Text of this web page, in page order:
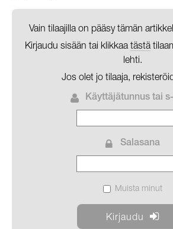
Vain tilaajilla on pääsy tämän
Kirjaudu sisään tai klikkaa tästä
lehti.
Jos olet jo tilaaja,
Käyttäjätunnus tai
Salasana
Muista minut